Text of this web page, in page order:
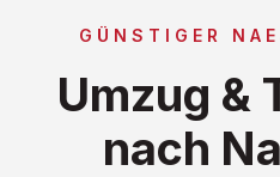
GÜNSTIGER
Umzug &
nach